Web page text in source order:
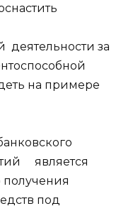
за
на примере
является
получения
под